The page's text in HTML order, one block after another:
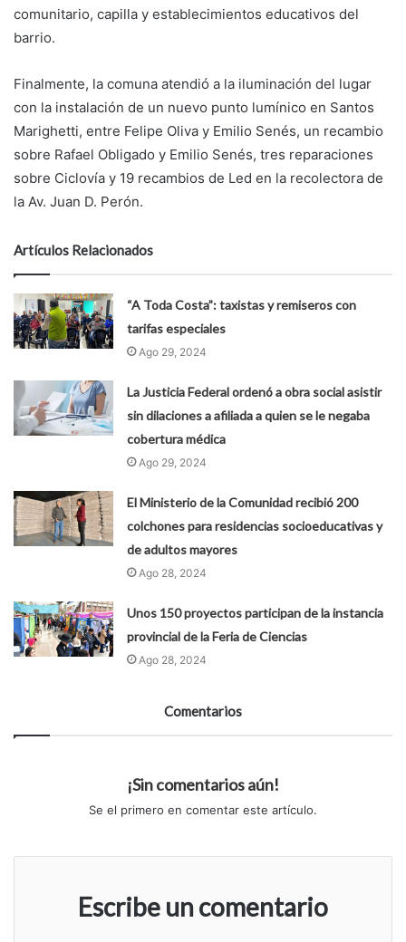
comunitario, capilla y establecimientos educativos del
barrio.
Finalmente, la comuna atendió a la iluminación del lugar
con la instalación de un nuevo punto lumínico en Santos
Marighetti, entre Felipe Oliva y Emilio Senés, un recambio
sobre Rafael Obligado y Emilio Senés, tres reparaciones
sobre Ciclovía y 19 recambios de Led en la recolectora de
la Av. Juan D. Perón.
Artículos Relacionados
“A Toda Costa”: taxistas y remiseros con
tarifas especiales
Ago 29, 2024
La Justicia Federal ordenó a obra social asistir
sin dilaciones a afiliada a quien se le negaba
cobertura médica
Ago 29, 2024
El Ministerio de la Comunidad recibió 200
colchones para residencias socioeducativas y
de adultos mayores
Ago 28, 2024
Unos 150 proyectos participan de la instancia
provincial de la Feria de Ciencias
Ago 28, 2024
Comentarios
¡Sin comentarios aún!
Se el primero en comentar este artículo.
Escribe un comentario